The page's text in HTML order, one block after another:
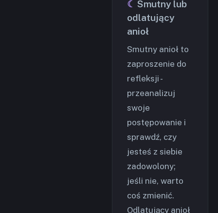
Smutny lub
odlatujący
anioł
Smutny anioł to
zaproszenie do
refleksji -
przeanalizuj
swoje
postępowanie i
sprawdź, czy
jesteś z siebie
zadowolony;
jeśli nie, warto
coś zmienić.
Odlatujący anioł